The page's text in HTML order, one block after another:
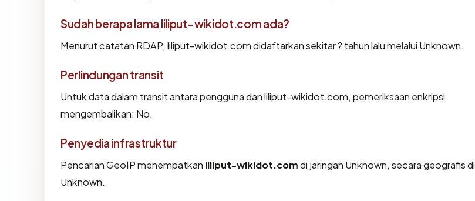
Sudah berapa lama liliput-wikidot.com ada?
Menurut catatan RDAP, liliput-wikidot.com didaftarkan sekitar ? tahun lalu melalui Unknown.
Perlindungan transit
Untuk data dalam transit antara pengguna dan liliput-wikidot.com, pemeriksaan enkripsi
mengembalikan: No.
Penyedia infrastruktur
Pencarian GeoIP menempatkan liliput-wikidot.comdi jaringan Unknown, secara geografis di
Unknown.